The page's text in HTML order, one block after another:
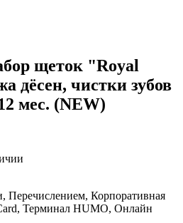
щеток "Royal
дёсен, чистки зубов
мес. (NEW)
Перечислением, Корпоративная
Терминал HUMO, Онлайн